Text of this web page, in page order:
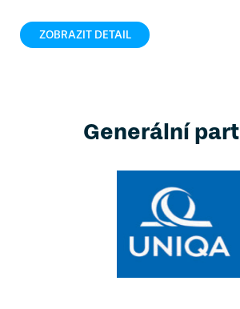
ZOBRAZIT DETAIL
Generální